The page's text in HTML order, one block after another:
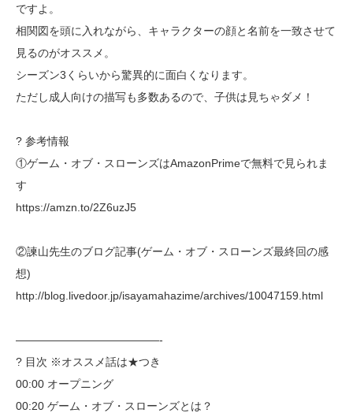
ですよ。
相関図を頭に入れながら、キャラクターの顔と名前を一致させて
見るのがオススメ。
シーズン3くらいから驚異的に面白くなります。
ただし成人向けの描写も多数あるので、子供は見ちゃダメ！
? 参考情報
①ゲーム・オブ・スローンズはAmazonPrimeで無料で見られま
す
https://amzn.to/2Z6uzJ5
②諫山先生のブログ記事(ゲーム・オブ・スローンズ最終回の感
想)
http://blog.livedoor.jp/isayamahazime/archives/10047159.html
—————————————-
? 目次 ※オススメ話は★つき
00:00 オープニング
00:20 ゲーム・オブ・スローンズとは？